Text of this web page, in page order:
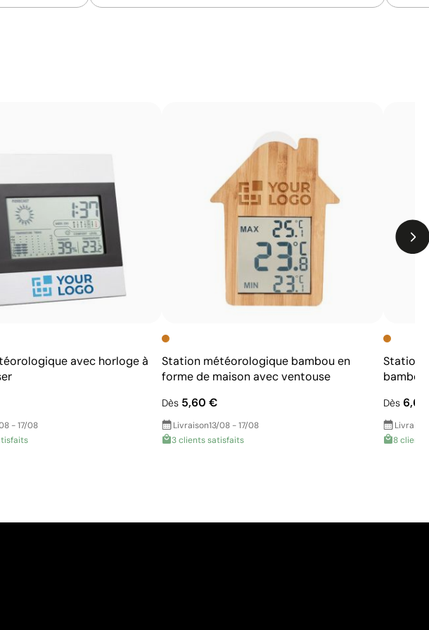
chimiques
de l’article
Sur le bois, le rendu final dépendra du veinage du
avec horloge à
- 17/08
Station météorologique bambou en
forme de maison avec ventouse
Dès 5,60 €
Livraison13/08 - 17/08
3 clients satisfaits
Station
Dès
8